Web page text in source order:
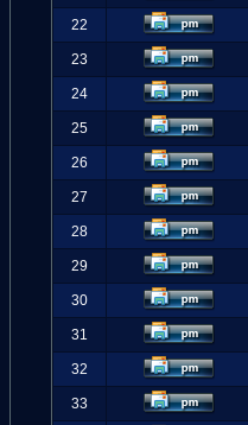
22
23
24
25
26
27
28
29
30
31
32
33